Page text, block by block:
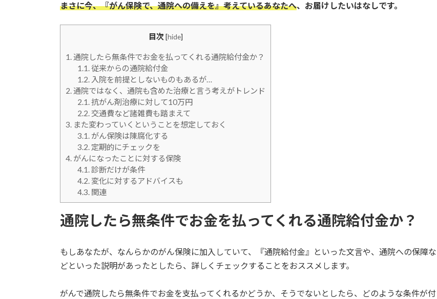
まさに今、『がん保険で、通院への備えを』考えているあなたへ、お届けしたいはなしです。
目次 [hide]
1.通院したら無条件でお金を払ってくれる通院給付金か？
1.1.従来からの通院給付金
1.2.入院を前提としないものもあるが…
2.通院ではなく、通院も含めた治療と言う考えがトレンド
2.1.抗がん剤治療に対して10万円
2.2.交通費など諸雑費も踏まえて
3. また変わっていくということを想定しておく
3.1.がん保険は陳腐化する
3.2.定期的にチェックを
4. がんになったことに対する保険
4.1.診断だけが条件
4.2.変化に対するアドバイスも
4.3.関連
通院したら無条件でお金を払ってくれる通院給付金か？
もしあなたが、なんらかのがん保険に加入していて、『通院給付金』といった文言や、通院への保障な
どといった説明があったとしたら、詳しくチェックすることをおススメします。
がんで通院したら無条件でお金を支払ってくれるかどうか、そうでないとしたら、どのような条件が付